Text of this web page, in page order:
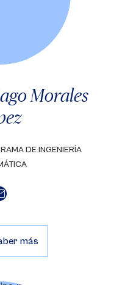
Morales
DE INGENIERÍA
más